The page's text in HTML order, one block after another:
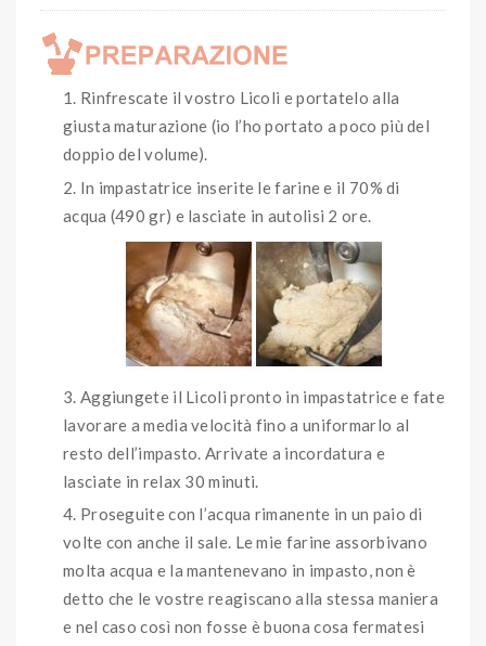
Rinfrescate il vostro Licoli e portatelo alla
giusta maturazione (io l’ho portato a poco più del
doppio del volume).
In impastatrice inserite le farine e il 70% di
acqua (490 gr) e lasciate in autolisi 2 ore.
Aggiungete il Licoli pronto in impastatrice e fate
lavorare a media velocità fino a uniformarlo al
resto dell’impasto. Arrivate a incordatura e
lasciate in relax 30 minuti.
Proseguite con l’acqua rimanente in un paio di
volte con anche il sale. Le mie farine assorbivano
molta acqua e la mantenevano in impasto, non è
detto che le vostre reagiscano alla stessa maniera
e nel caso così non fosse è buona cosa fermatesi